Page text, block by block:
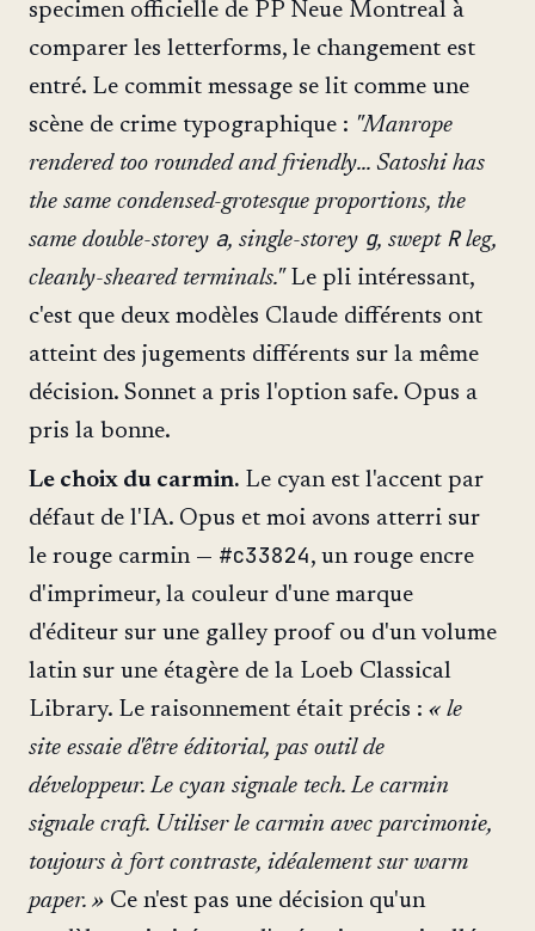
specimen officielle de PP Neue Montreal à
comparer les letterforms, le changement est
entré. Le commit message se lit comme une
scène de crime typographique : "Manrope
rendered too rounded and friendly... Satoshi has
the same condensed-grotesque proportions, the
same double-storey a, single-storey g, swept Rleg,
cleanly-sheared terminals."Le pli intéressant,
c'est que deux modèles Claude différents ont
atteint des jugements différents sur la même
décision. Sonnet a pris l'option safe. Opus a
pris la bonne.
Le choix du carmin. Le cyan est l'accent par
défaut de l'IA. Opus et moi avons atterri sur
le rouge carmin — #c33824, un rouge encre
d'imprimeur, la couleur d'une marque
d'éditeur sur une galley proof ou d'un volume
latin sur une étagère de la Loeb Classical
Library. Le raisonnement était précis : « le
site essaie d'être éditorial, pas outil de
développeur. Le cyan signale tech. Le carmin
signale craft. Utiliser le carmin avec parcimonie,
toujours à fort contraste, idéalement sur warm
paper. » Ce n'est pas une décision qu'un